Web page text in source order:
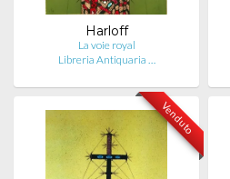
Harloff
La voie royal
Libreria Antiquaria …
Venduto